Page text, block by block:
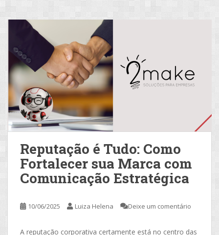
Reputação é Tudo: Como
Fortalecer sua Marca com
Comunicação Estratégica
10/06/2025 Luiza Helena Deixe um comentário
A reputação corporativa certamente está no centro das